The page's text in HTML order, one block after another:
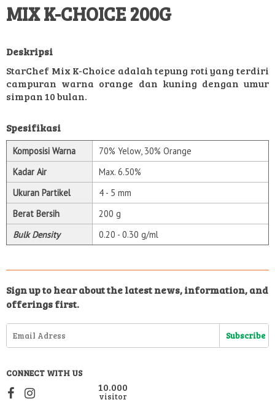
MIX K-CHOICE 200G
Deskripsi
StarChef Mix K-Choice adalah tepung roti yang terdiri
campuran warna orange dan kuning dengan umur
simpan 10 bulan.
Spesifikasi
Komposisi Warna
70% Yelow, 30% Orange
Kadar Air
Max. 6.50%
Ukuran Partikel
4 - 5 mm
Berat Bersih
200 g
Bulk Density
0.20 - 0.30 g/ml
Sign up to hear about the latest news, information, and
offerings first.
CONNECT WITH US
10.000
visitor